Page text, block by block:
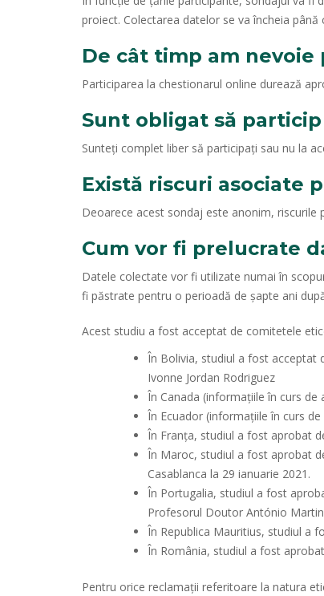
proiect. Colectarea datelor se va încheia până
De cât timp am
Participarea la chestionarul online durează
Sunt obligat să
Sunteți complet liber să participați sau nu la
Există riscuri asociate
Deoarece acest sondaj este anonim, riscurile
Cum vor fi prelucrate
Datele colectate vor fi utilizate numai în
fi păstrate pentru o perioadă de șapte ani
Acest studiu a fost acceptat de comitetele
În Bolivia, studiul a fost acceptat
Ivonne Jordan Rodriguez
În Canada (informațiile în curs de
În Ecuador (informațiile în curs
În Franța, studiul a fost aprobat
În Maroc, studiul a fost aprobat
Casablanca la 29 ianuarie 2021.
În Portugalia, studiul a fost
Profesorul Doutor António
În Republica Mauritius, studiul a
În România, studiul a fost
Pentru orice reclamații referitoare la natura